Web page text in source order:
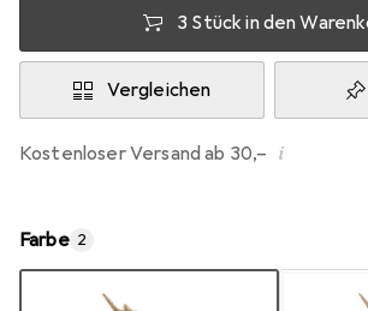
3 Stück in den
Vergleichen
Kostenloser Versand ab 30,– i
Farbe 2